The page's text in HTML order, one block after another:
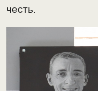
честь.